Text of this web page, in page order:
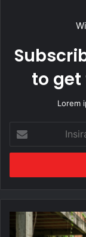
to
Lorem
seu
de